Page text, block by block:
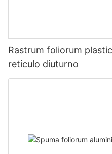
Rastrum foliorum
reticulo diuturno